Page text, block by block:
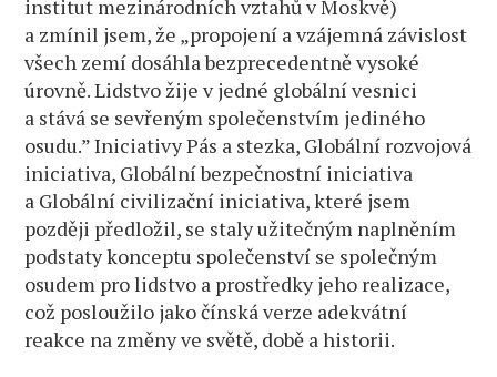
institut mezinárodních vztahů v Moskvě)
a zmínil jsem, že „propojení a vzájemná závislost
všech zemí dosáhla bezprecedentně vysoké
úrovně. Lidstvo žije v jedné globální vesnici
a stává se sevřeným společenstvím jediného
osudu.” Iniciativy Pás a stezka, Globální rozvojová
iniciativa, Globální bezpečnostní iniciativa
a Globální civilizační iniciativa, které jsem
později předložil, se staly užitečným naplněním
podstaty konceptu společenství se společným
osudem pro lidstvo a prostředky jeho realizace,
což posloužilo jako čínská verze adekvátní
reakce na změny ve světě, době a historii.